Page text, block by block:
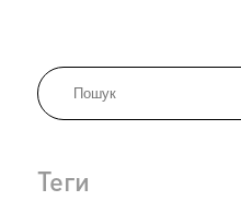
Теги